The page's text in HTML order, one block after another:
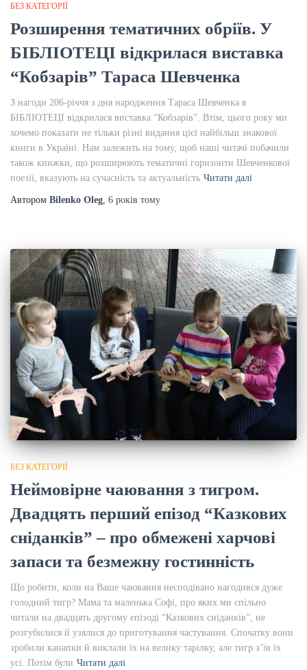
БЕЗ КАТЕГОРІЇ
Розширення тематичних обріїв. У
БІБЛІОТЕЦІ відкрилася виставка
“Кобзарів” Тараса Шевченка
З нагоди 206-річчя з дня народження Тараса Шевченка в
БІБЛІОТЕЦІ відкрилася виставка “Кобзарів”. Втім, цього року ми
хочемо показати не тільки різні видання цієї найбільш знакової
книги в Україні. Нам залежить на тому, щоб наші читачі побачили
також книжки, що розширюють тематичні горизонти Шевченкової
поезії, вказують на сучасність та актуальність Читати далі
Автором Bilenko Oleg 6 років тому
БЕЗ КАТЕГОРІЇ
Неймовірне чаювання з тигром.
Двадцять перший епізод “Казкових
сніданків” – про обмежені харчові
запаси та безмежну гостинність
Що робити, коли на Ваше чаювання несподівано нагодився дуже
голодний тигр? Мама та маленька Софі, про яких ми спільно
читали на двадцять другому епізоді “Казкових сніданків”, не
розгубилися й узялися до приготування частування. Спочатку вони
зробили канапки й виклали їх на велику тарілку, але тигр з’їв їх
усі. Потім були Читати далі